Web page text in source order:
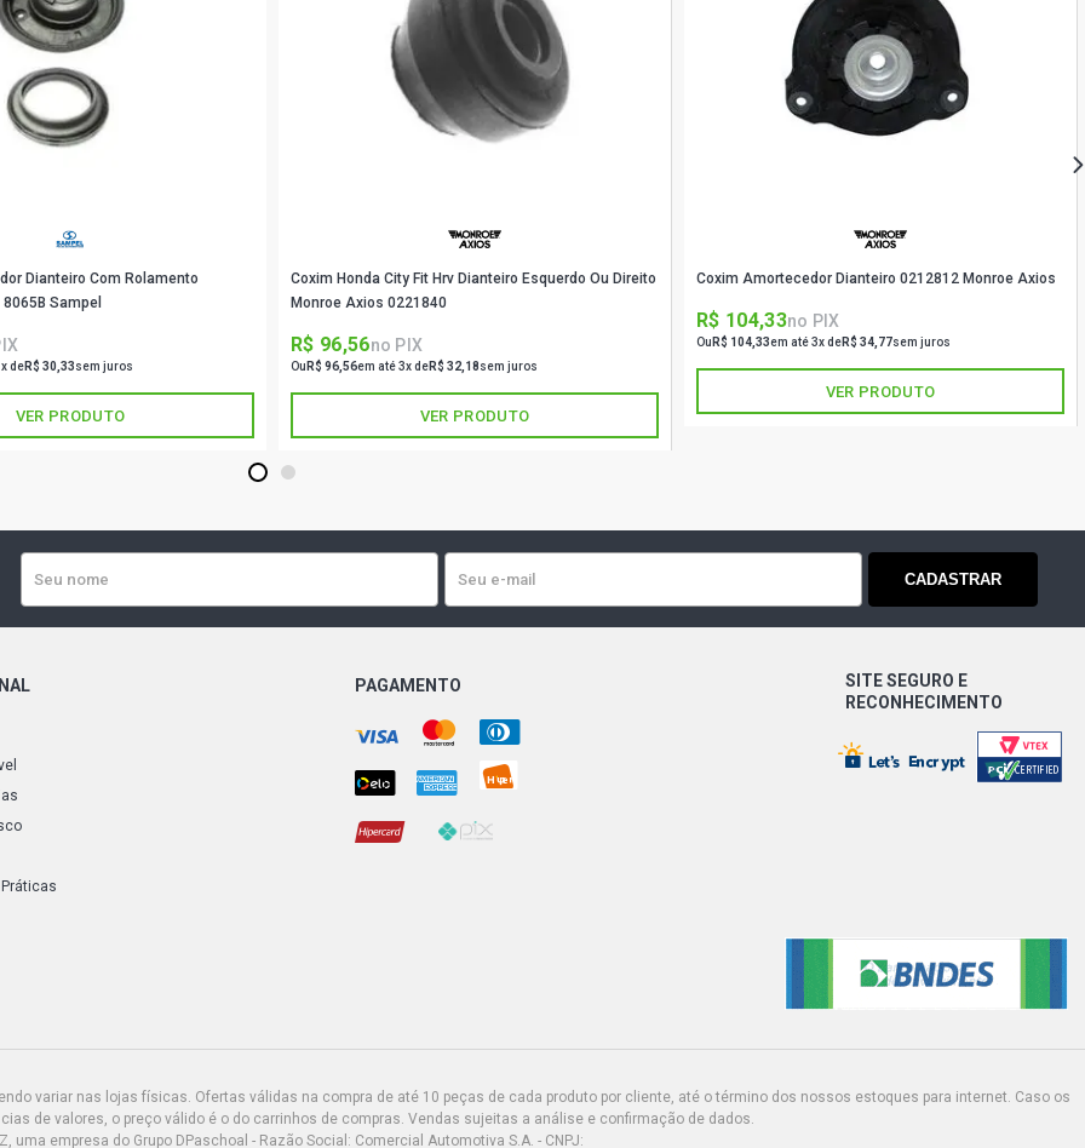
VERSA S FLEXSTART SEDAN 1.6 16V HR16 FLEX
(2017 - 2021)
VERSA SL FLEXSTART SEDAN 1.6 16V HR16 FLEX
VERSA SV FLEXSTART SEDAN 1.6 16V HR16 FLEX
(2016 - 2021)
MARCH SL HATCH 1.6 16V HR16 FLEX (2017 -
MARCH RIO 2016 HATCH 1.6 16V HR16DE FLEX
(2013 - 2016)
Dianteiro Com Rolamento
Sampel
deR$ 30,33sem juros
VER PRODUTO
Coxim Honda City Fit Hrv Dianteiro Esquerdo Ou Direito
Monroe Axios 0221840
R$ 96,56no PIX
Ou R$ 96,56em até 3x deR$ 32,18sem juros
VER PRODUTO
Coxim Amortecedor Dianteiro 0212812 Monroe Axios
R$ 104,33no PIX
Ou R$ 104,33em até 3x deR$ 34,77sem juros
VER PRODUTO
1 2
CADASTRAR
PAGAMENTO
SITE SEGURO E
RECONHECIMENTO
variar nas lojas físicas. Ofertas válidas na compra de até 10 peças de cada produto por cliente, até o término dos nossos estoques para internet. Caso os
de valores, o preço válido é o do carrinhos de compras. Vendas sujeitas a análise e confirmação de dados.
uma empresa do Grupo DPaschoal - Razão Social: Comercial Automotiva S.A. - CNPJ: